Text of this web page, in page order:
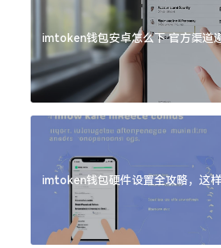
imtoken钱包安卓怎么下 官方渠道
imtoken钱包硬件设置全攻略，这